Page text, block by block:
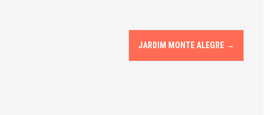
JARDIM MONTE ALEGRE →